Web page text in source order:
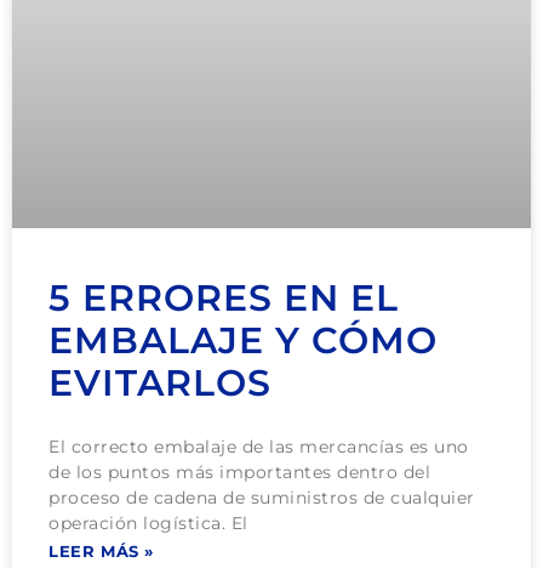
5 ERRORES EN EL
EMBALAJE Y CÓMO
EVITARLOS
El correcto embalaje de las mercancías es uno
de los puntos más importantes dentro del
proceso de cadena de suministros de cualquier
operación logística. El
LEER MÁS »